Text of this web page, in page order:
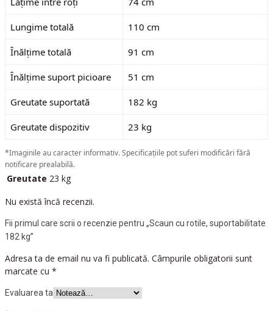
Lungime totală 110 cm
Înălțime totală 91 cm
Înălțime suport picioare 51 cm
Greutate suportată 182 kg
Greutate dispozitiv 23 kg
*Imaginile au caracter informativ. Specificațiile pot suferi modificări fără
notificare prealabilă.
Greutate 23 kg
Nu există încă recenzii.
Fii primul care scrii o recenzie pentru „Scaun cu rotile, suportabilitate
182 kg”
Adresa ta de email nu va fi publicată. Câmpurile obligatorii sunt
marcate cu *
Evaluarea ta